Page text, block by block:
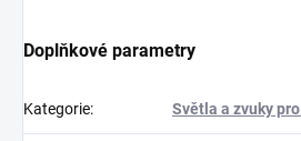
Doplňkové parametry
Kategorie: Světla a zvuky